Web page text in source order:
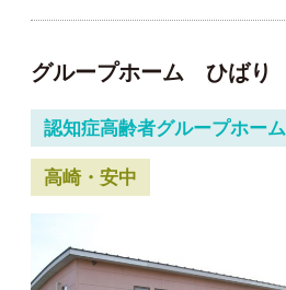
グループホーム ひばり
認知症高齢者グループホーム
高崎・安中